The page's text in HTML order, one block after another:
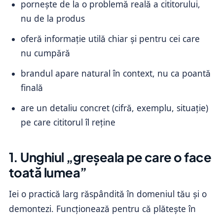
pornește de la o problemă reală a cititorului,
nu de la produs
oferă informație utilă chiar și pentru cei care
nu cumpără
brandul apare natural în context, nu ca poantă
finală
are un detaliu concret (cifră, exemplu, situație)
pe care cititorul îl reține
1. Unghiul „greșeala pe care o face
toată lumea”
Iei o practică larg răspândită în domeniul tău și o
demontezi. Funcționează pentru că plătește în